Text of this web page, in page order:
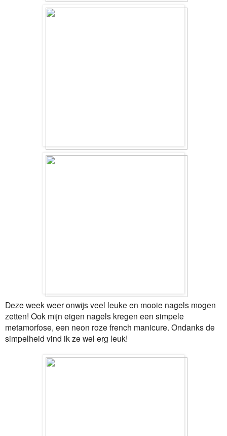
Deze week weer onwijs veel leuke en mooie nagels mogen
zetten! Ook mijn eigen nagels kregen een simpele
metamorfose, een neon roze french manicure. Ondanks de
simpelheid vind ik ze wel erg leuk!